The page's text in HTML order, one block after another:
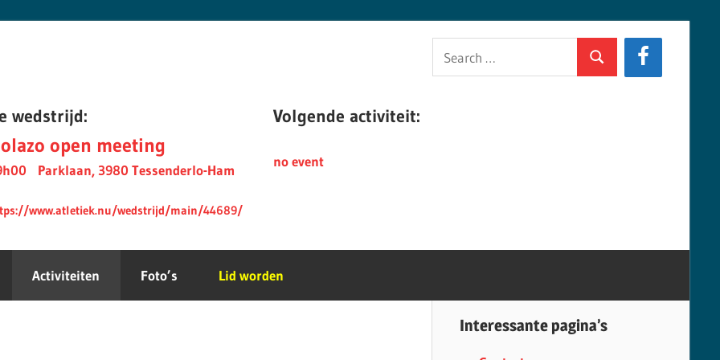
for:
Search
wedstrijd:
open meeting
Parklaan, 3980 Tessenderlo-Ham
www.atletiek.nu/wedstrijd/main/44689/
Volgende activiteit:
no event
Activiteiten Foto’s Lid worden
Interessante pagina’s